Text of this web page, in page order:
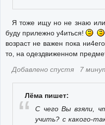
Я тоже ищу но не знаю или
буду прилежно у4иться!
возраст не важен пока
то, на одездвиженном
Добавлено спустя 7
Лёма пишет:
С чего Вы взяли,
учить? с какого-